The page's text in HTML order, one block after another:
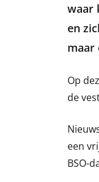
waar
en
maar
Op
de
een
BSO-